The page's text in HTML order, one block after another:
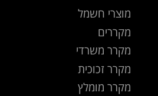
מוצרי חשמל
מקררים
מקרר משרדי
מקרר זכוכית
מקרר מומלץ